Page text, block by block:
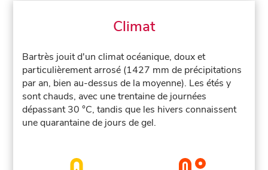
Climat
Bartrès jouit d'un climat océanique, doux et
particulièrement arrosé (1427 mm de précipitations
par an, bien au-dessus de la moyenne). Les étés y
sont chauds, avec une trentaine de journées
dépassant 30 °C, tandis que les hivers connaissent
une quarantaine de jours de gel.